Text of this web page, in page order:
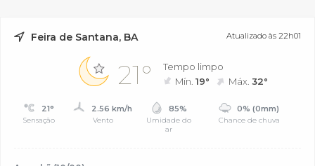
Feira de Santana, BA Atualizado às 22h01
21°
Tempo limpo
Mín.19° Máx.32°
21°
Sensação
2.56 km/h
Vento
85%
Umidade do
ar
0% (0mm)
Chance de chuva